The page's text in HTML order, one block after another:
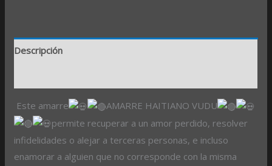
Descripción
Este amarre
AMARRE HAITIANO VUDU
permite recuperar a un amor perdido, resolver
infidelidades o alejar a terceras personas, e incluso
enamorar a alguien que no corresponde con la misma